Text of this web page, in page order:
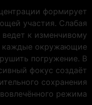
формирует
участия. Слабая
ведет к изменчивому
каждые окружающие
погружение. В
фокус создаёт
сохранения
вовлечённого режима.